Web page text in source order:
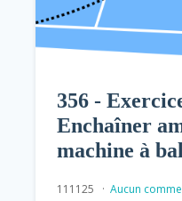
356 -
Enchaîner
machine à
111125 Aucun